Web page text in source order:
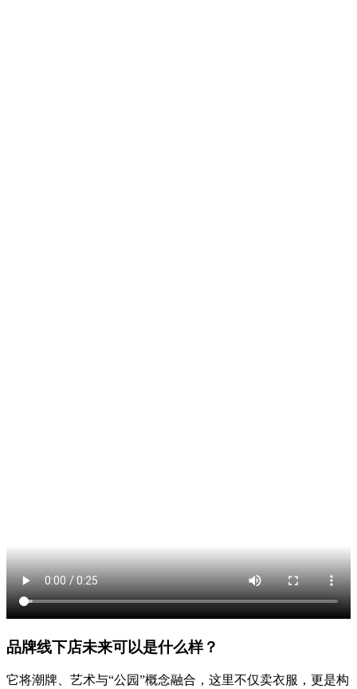
品牌线下店未来可以是什么样？
它将潮牌、艺术与“公园”概念融合，这里不仅卖衣服，更是构